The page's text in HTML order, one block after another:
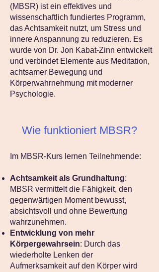
(MBSR) ist ein effektives und
wissenschaftlich fundiertes Programm,
das Achtsamkeit nutzt, um Stress und
innere Anspannung zu reduzieren. Es
wurde von Dr. Jon Kabat-Zinn entwickelt
und verbindet Elemente aus Meditation,
achtsamer Bewegung und
Körperwahrnehmung mit moderner
Psychologie.
Wie funktioniert MBSR?
Im MBSR-Kurs lernen Teilnehmende:
Achtsamkeit als Grundhaltung:
MBSR vermittelt die Fähigkeit, den
gegenwärtigen Moment bewusst,
absichtsvoll und ohne Bewertung
wahrzunehmen.
Entwicklung von mehr
Körpergewahrsein: Durch das
wiederholte Lenken der
Aufmerksamkeit auf den Körper wird